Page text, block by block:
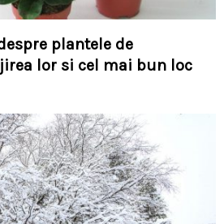
plantele de
lor si cel mai bun loc